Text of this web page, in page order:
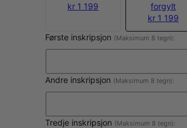
kr 1 199
forgylt
kr 1 199
Første inskripsjon (Maksimum 8 tegn):
Andre inskripsjon (Maksimum 8 tegn):
Tredje inskripsjon (Maksimum 8 tegn):